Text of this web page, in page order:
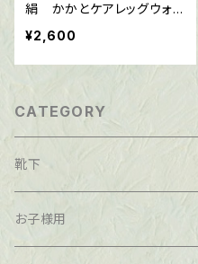
絹 かかとケアレッグウォ
ーマー （茜染め） ゴール
デンシルク
¥2,600
CATEGORY
靴下
お子様用